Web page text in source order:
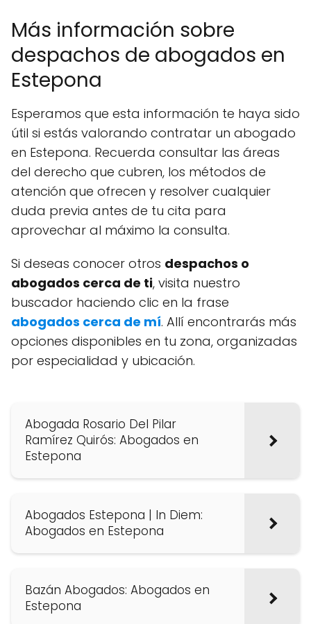
Más información sobre
despachos de abogados en
Estepona
Esperamos que esta información te haya sido
útil si estás valorando contratar un abogado
en Estepona. Recuerda consultar las áreas
del derecho que cubren, los métodos de
atención que ofrecen y resolver cualquier
duda previa antes de tu cita para
aprovechar al máximo la consulta.
Si deseas conocer otros despachos o
abogados cerca de ti, visita nuestro
buscador haciendo clic en la frase
abogados cerca de mí. Allí encontrarás más
opciones disponibles en tu zona, organizadas
por especialidad y ubicación.
Abogada Rosario Del Pilar
Ramírez Quirós: Abogados en
Estepona
Abogados Estepona | In Diem:
Abogados en Estepona
Bazán Abogados: Abogados en
Estepona